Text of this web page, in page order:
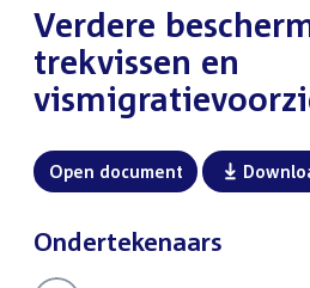
:Verdere
trekvissen en
Open document
Ondertekenaars